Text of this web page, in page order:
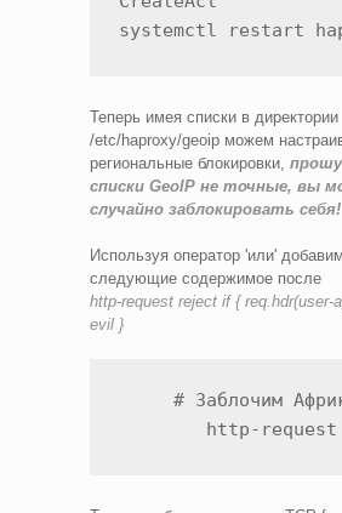
systemctl restart
Теперь имея списки в директории
/etc/haproxy/geoip можем
региональные блокировки,
списки GeoIP не точные, вы
случайно заблокировать себя!
Используя оператор 'или'
следующие содержимое после
http-request reject if { req.hdr(user-
evil }
# Заблочим
http-